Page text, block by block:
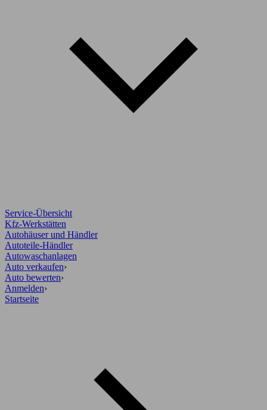
Service-Übersicht
Kfz-Werkstätten
Autohäuser und Händler
Autoteile-Händler
Autowaschanlagen
Auto verkaufen›
Auto bewerten›
Anmelden›
Startseite